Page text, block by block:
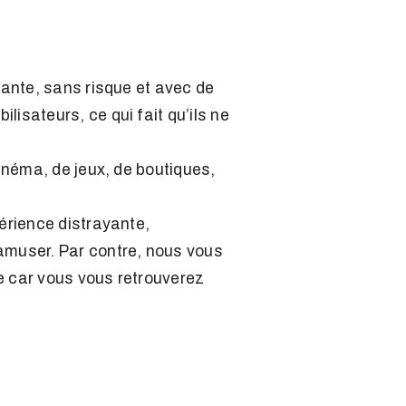
sans risque et avec de
ce qui fait qu’ils ne
de jeux, de boutiques,
distrayante,
Par contre, nous vous
vous vous retrouverez